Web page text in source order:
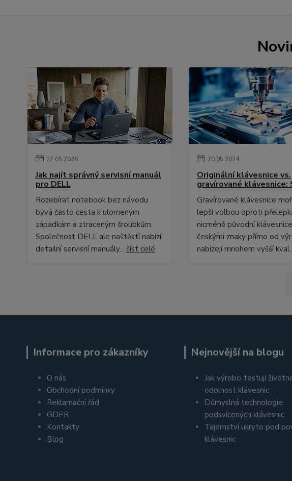
27.05.2026
Jak najít správný servisní manuál
pro DELL
Rozebírat notebook bez návodu
bývá často cesta k ulomeným
západkám a ztraceným šroubkům.
Společnost DELL ale naštěstí nabízí
detailní servisní manuály... číst celé
20.05.2024
Originální klávesnice vs.
gravírované klávesnice:
Gravírované klávesnice
lepší volbou oproti
nicméně původní
českými znaky přímo od
nabízejí mnohem vyšší
Informace pro zákazníky
O nás
Obchodní podmínky
Reklamační řád
GDPR
Kontakty
Blog
Nejnovější na blogu
Jak výrobci testují
odolnost klávesnic
Důmyslná technologie
podsvícených klávesnic
Tajemství ukryto pod
klávesnic